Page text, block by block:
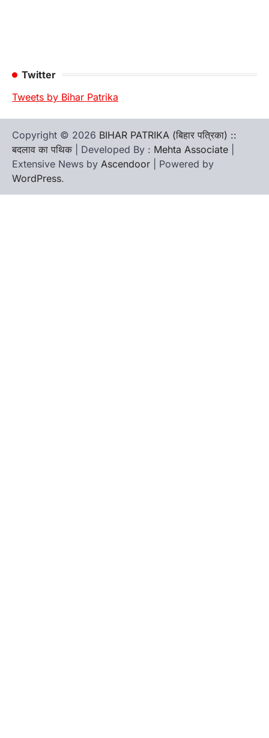
Twitter
Tweets by Bihar Patrika
Copyright © 2026 BIHAR PATRIKA (बिहार पत्रिका) ::
बदलाव का पथिक | Developed By : Mehta Associate
Extensive News by Ascendoor | Powered by
WordPress.